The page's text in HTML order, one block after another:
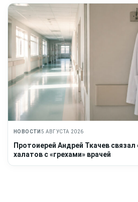
НОВОСТИ 5 АВГУСТА 2026
Протоиерей Андрей Ткачев
халатов с «грехами» врачей